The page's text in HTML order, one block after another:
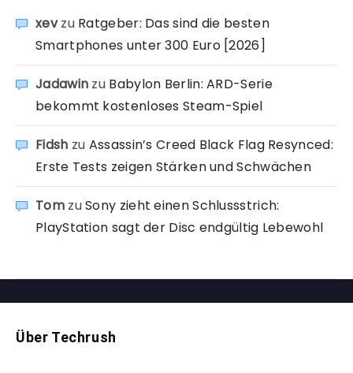
xevzu Ratgeber: Das sind die besten
Smartphones unter 300 Euro [2026]
Jadawin zu Babylon Berlin: ARD-Serie
bekommt kostenloses Steam-Spiel
Fidsh zu Assassin’s Creed Black Flag Resynced:
Erste Tests zeigen Stärken und Schwächen
TomzuSony zieht einen Schlussstrich:
PlayStation sagt der Disc endgültig Lebewohl
Über Techrush